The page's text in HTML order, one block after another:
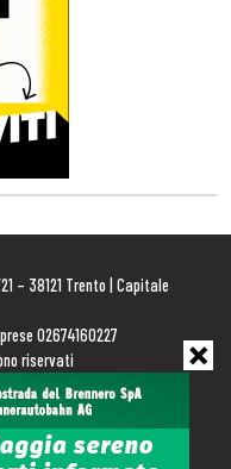
– 38121 Trento | Capitale
02674160227
riservati
Policy Cookie Policy